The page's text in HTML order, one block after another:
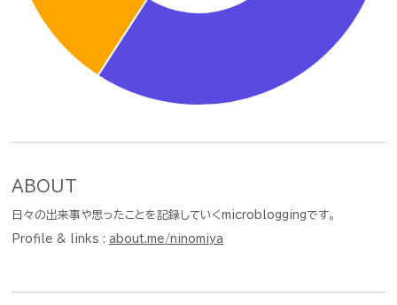
ABOUT
日々の出来事や思ったことを記録していくmicrobloggingです。
Profile & links : about.me/ninomiya